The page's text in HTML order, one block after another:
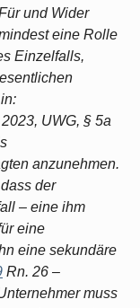
und Wider
eine Rolle
Einzelfalls,
UWG, § 5a
anzunehmen.
der
– eine ihm
eine
eine sekundäre
Rn. 26 –
muss